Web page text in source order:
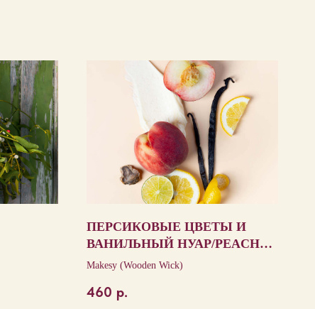
ПЕРСИКОВЫЕ ЦВЕТЫ И
ВАНИЛЬНЫЙ НУАР/PEACH
BLOSSOMS & VANILLA NOIR
Makesy (Wooden Wick)
460 р.